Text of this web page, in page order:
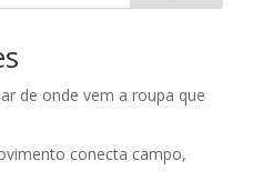
de onde vem a roupa que
conecta campo,